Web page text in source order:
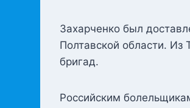
Захарченко был
Полтавской области. Из
бригад.
Российским